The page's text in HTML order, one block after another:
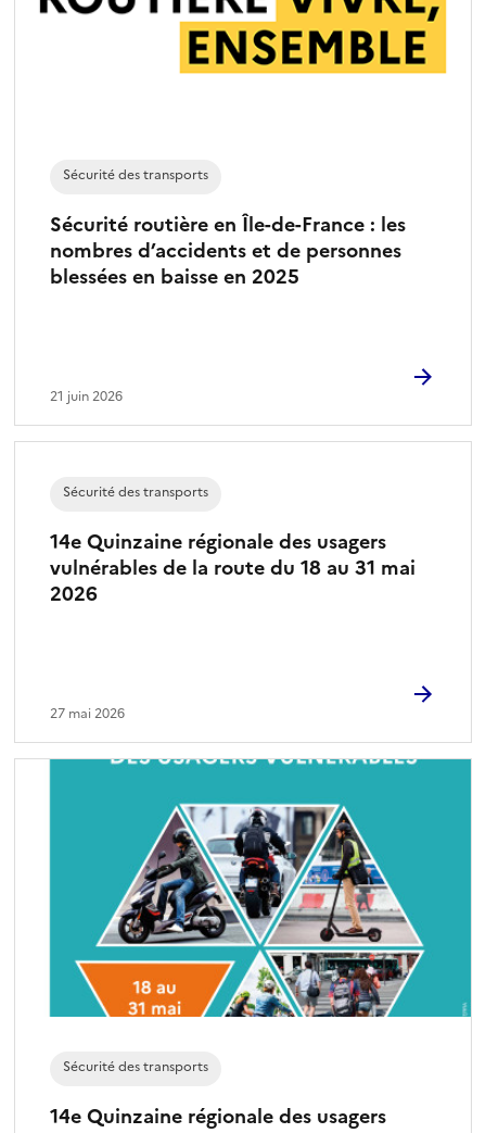
Sécurité routière en Île-de-France : les
nombres d’accidents et de personnes
blessées en baisse en 2025
Sécurité des transports
21 juin 2026
14e Quinzaine régionale des usagers
vulnérables de la route du 18 au 31 mai
2026
Sécurité des transports
27 mai 2026
14e Quinzaine régionale des usagers
Sécurité des transports